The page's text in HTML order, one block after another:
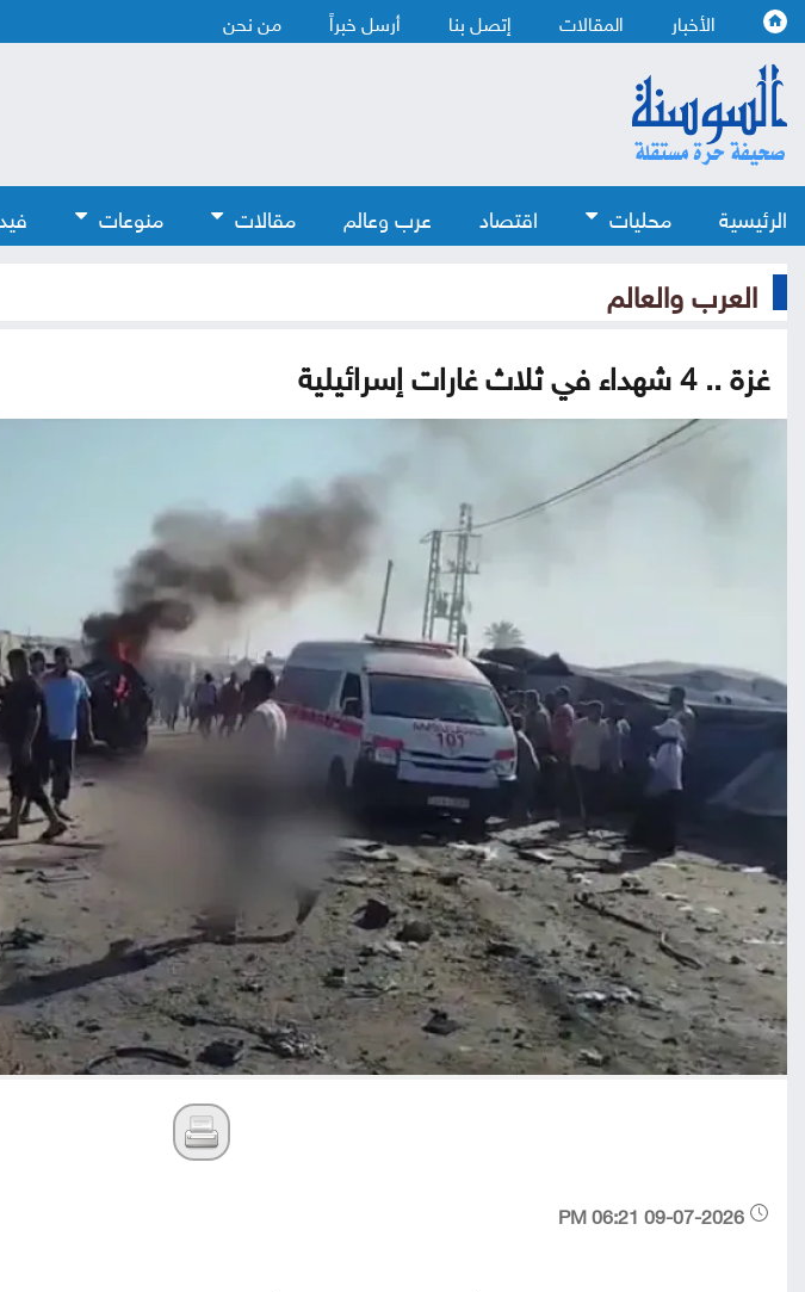
الأخبار المقالات إتصل بنا أرسل خبراً من نحن
الرئيسية محليات اقتصاد عرب وعالم مقالات منوعات
العرب والعالم
غزة .. 4 شهداء في ثلاث غارات إسرائيلية